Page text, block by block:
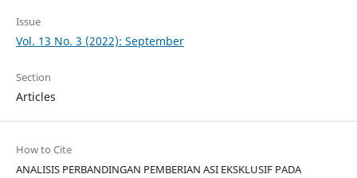
Issue
Vol. 13 No. 3 (2022): September
Section
Articles
How to Cite
ANALISIS PERBANDINGAN PEMBERIAN ASI EKSKLUSIF PADA